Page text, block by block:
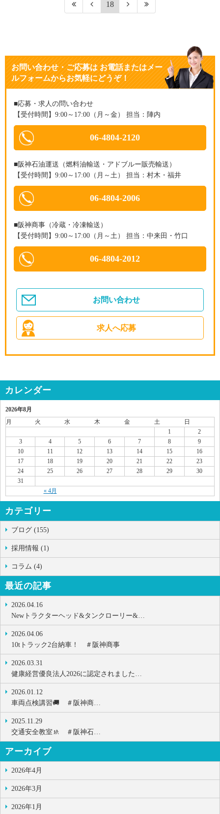
18
お問い合わせ・ご応募はお電話またはメー
ルフォームからお気軽にどうぞ！
■応募・求人の問い合わせ
【受付時間】9:00～17:00（月～金） 担当：陣内
06-4804-2120
■阪神石油運送（燃料油輸送・アドブルー販売輸送）
【受付時間】9:00～17:00（月～土） 担当：村木・福井
06-4804-2006
■阪神商事（冷蔵・冷凍輸送）
【受付時間】9:00～17:00（月～土） 担当：中来田・竹口
06-4804-2012
お問い合わせ
求人へ応募
カレンダー
2026年8月
月
火 水 木 金 土 日
« 4月
1
2
3
4 5 6 7 8
9
10
11 12 13 14 15
16
17
18 19 20 21 22
23
24
25 26 27 28 29
30
31
カテゴリー
ブログ (155)
採用情報 (1)
コラム (4)
最近の記事
2026.04.16
Newトラクターヘッド&タンクローリー&…
2026.04.06
10tトラック2台納車！ ＃阪神商事
2026.03.31
健康経営優良法人2026に認定されました…
2026.01.12
車両点検講習🚚 ＃阪神商…
2025.11.29
交通安全教室🚸 ＃阪神石…
アーカイブ
2026年4月
2026年3月
2026年1月